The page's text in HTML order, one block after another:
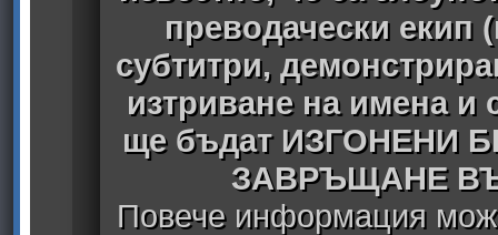
преводачески екип
субтитри,
изтриване на имена
ще бъдат ИЗГОНЕНИ
ЗАВРЪЩАНЕ
Повече информация